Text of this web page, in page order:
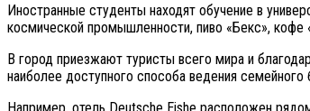
Иностранные студенты находят обучение в
космической промышленности, пиво «Бекс», кофе
В город приезжают туристы всего мира и
наиболее доступного способа ведения
Например, отель Deutsche Eishe расположен